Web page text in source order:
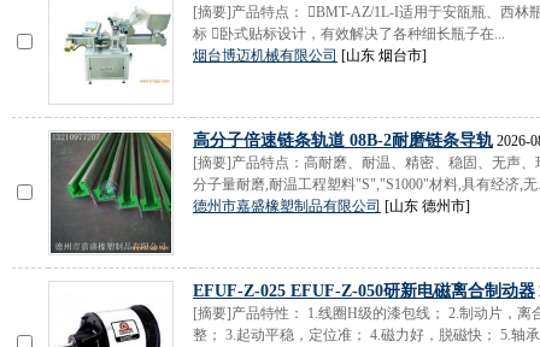
[摘要]产品特点： BMT-AZ/1L-I适用于安瓿瓶、西林
标 卧式贴标设计，有效解决了各种细长瓶子在...
烟台博迈机械有限公司 [山东 烟台市]
高分子倍速链条轨道 08B-2耐磨链条导轨 2026-
[摘要]产品特点：高耐磨、耐温、精密、稳固、无声
分子量耐磨,耐温工程塑料"S","S1000"材料,具有经济,无
德州市嘉盛橡塑制品有限公司 [山东 德州市]
EFUF-Z-025 EFUF-Z-050研新电磁离合制动器
[摘要]产品特性： 1.线圈H级的漆包线； 2.制动片，
整； 3.起动平稳，定位准； 4.磁力好，脱磁快； 5.轴